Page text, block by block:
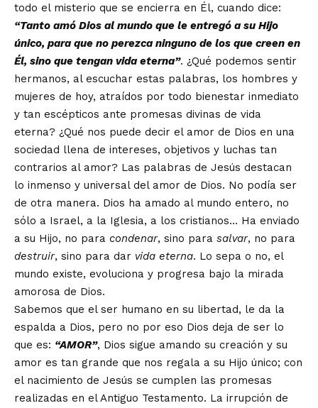
todo el misterio que se encierra en Él, cuando dice:
“Tanto amó Dios al mundo que le entregó a su Hijo
único, para que no perezca ninguno de los que creen en
Él, sino que tengan vida eterna”. ¿Qué podemos sentir
hermanos, al escuchar estas palabras, los hombres y
mujeres de hoy, atraídos por todo bienestar inmediato
y tan escépticos ante promesas divinas de vida
eterna? ¿Qué nos puede decir el amor de Dios en una
sociedad llena de intereses, objetivos y luchas tan
contrarios al amor? Las palabras de Jesús destacan
lo inmenso y universal del amor de Dios. No podía ser
de otra manera. Dios ha amado al mundo entero, no
sólo a Israel, a la Iglesia, a los cristianos… Ha enviado
a su Hijo, no para condenar, sino para salvar, no para
destruir, sino para dar vida eterna. Lo sepa o no, el
mundo existe, evoluciona y progresa bajo la mirada
amorosa de Dios.
Sabemos que el ser humano en su libertad, le da la
espalda a Dios, pero no por eso Dios deja de ser lo
que es: “AMOR”, Dios sigue amando su creación y su
amor es tan grande que nos regala a su Hijo único; con
el nacimiento de Jesús se cumplen las promesas
realizadas en el Antiguo Testamento. La irrupción de